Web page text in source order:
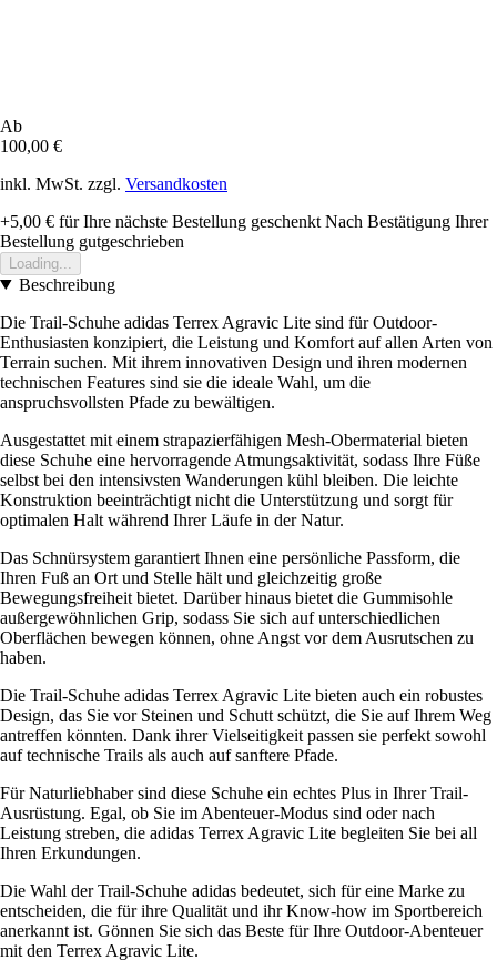
Ab
100,00 €
inkl. MwSt. zzgl. Versandkosten
+5,00 € für Ihre nächste Bestellung geschenkt Nach Bestätigung Ihrer
Bestellung gutgeschrieben
Loading...
Beschreibung
Die Trail-Schuhe adidas Terrex Agravic Lite sind für Outdoor-
Enthusiasten konzipiert, die Leistung und Komfort auf allen Arten von
Terrain suchen. Mit ihrem innovativen Design und ihren modernen
technischen Features sind sie die ideale Wahl, um die
anspruchsvollsten Pfade zu bewältigen.
Ausgestattet mit einem strapazierfähigen Mesh-Obermaterial bieten
diese Schuhe eine hervorragende Atmungsaktivität, sodass Ihre Füße
selbst bei den intensivsten Wanderungen kühl bleiben. Die leichte
Konstruktion beeinträchtigt nicht die Unterstützung und sorgt für
optimalen Halt während Ihrer Läufe in der Natur.
Das Schnürsystem garantiert Ihnen eine persönliche Passform, die
Ihren Fuß an Ort und Stelle hält und gleichzeitig große
Bewegungsfreiheit bietet. Darüber hinaus bietet die Gummisohle
außergewöhnlichen Grip, sodass Sie sich auf unterschiedlichen
Oberflächen bewegen können, ohne Angst vor dem Ausrutschen zu
haben.
Die Trail-Schuhe adidas Terrex Agravic Lite bieten auch ein robustes
Design, das Sie vor Steinen und Schutt schützt, die Sie auf Ihrem Weg
antreffen könnten. Dank ihrer Vielseitigkeit passen sie perfekt sowohl
auf technische Trails als auch auf sanftere Pfade.
Für Naturliebhaber sind diese Schuhe ein echtes Plus in Ihrer Trail-
Ausrüstung. Egal, ob Sie im Abenteuer-Modus sind oder nach
Leistung streben, die adidas Terrex Agravic Lite begleiten Sie bei all
Ihren Erkundungen.
Die Wahl der Trail-Schuhe adidas bedeutet, sich für eine Marke zu
entscheiden, die für ihre Qualität und ihr Know-how im Sportbereich
anerkannt ist. Gönnen Sie sich das Beste für Ihre Outdoor-Abenteuer
mit den Terrex Agravic Lite.